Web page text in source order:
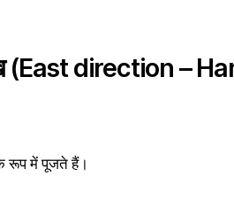
(East direction –
रूप में पूजते हैं।